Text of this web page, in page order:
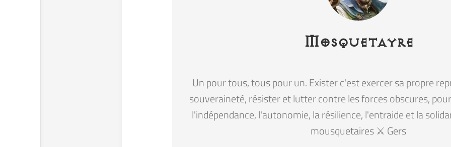
Mosquetayre
Un pour tous, tous pour un. Exister c'est exercer sa propre
souveraineté, résister et lutter contre les forces obscures,
l'indépendance, l'autonomie, la résilience, l'entraide et la
mousquetaires ⚔️ Gers